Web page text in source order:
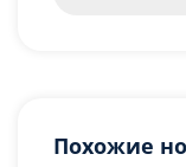
Похожие